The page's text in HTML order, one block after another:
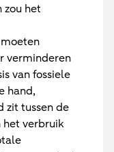
het
verminderen
van fossiele
hand,
zit tussen de
het verbruik